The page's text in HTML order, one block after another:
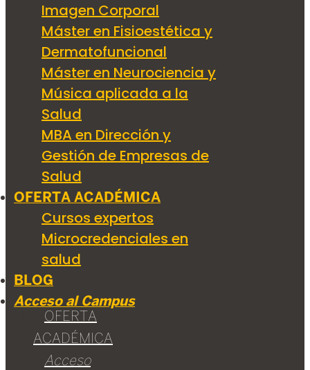
Imagen Corporal
Máster en Fisioestética y
Dermatofuncional
Máster en Neurociencia y
Música aplicada a la
Salud
MBA en Dirección y
Gestión de Empresas de
Salud
OFERTA ACADÉMICA
Cursos expertos
Microcredenciales en
salud
BLOG
Acceso al Campus
OFERTA
ACADÉMICA
Acceso